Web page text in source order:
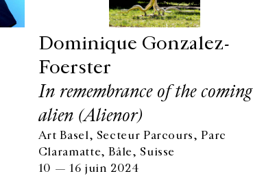
Dominique Gonzalez-
Foerster
In remembrance of the coming
alien (Alienor)
Art Basel, Secteur Parcours, Parc
Claramatte, Bâle, Suisse
10 — 16 juin 2024